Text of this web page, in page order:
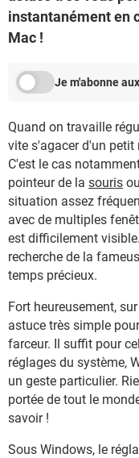
instantanément en
Mac !
Je m'abonne
Quand on travaille
vite s'agacer d'un petit
C'est le cas
pointeur de la souris
situation assez
avec de multiples
est difficilement
recherche de la
temps précieux.
Fort heureusement,
astuce très simple
farceur. Il suffit pour
réglages du système,
un geste particulier.
portée de tout le
savoir !
Sous Windows, le